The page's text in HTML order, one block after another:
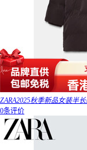
ZARA2025秋季新品女装半
0条评价